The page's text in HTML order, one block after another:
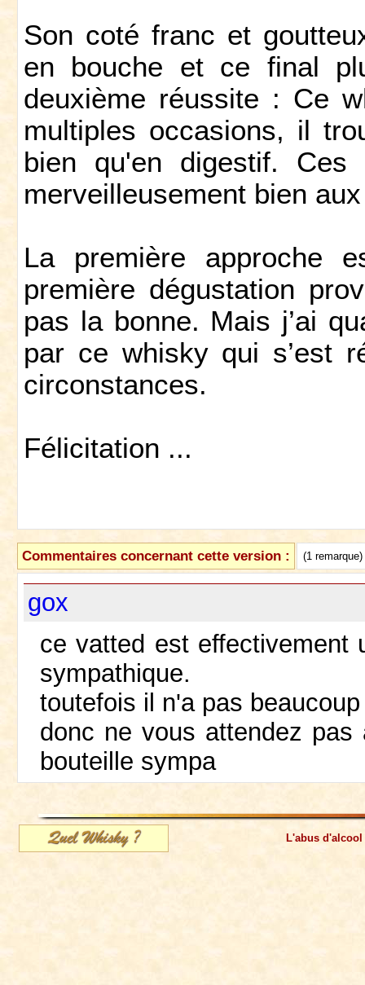
Son coté franc et
en bouche et ce final
deuxième réussite : Ce
multiples occasions, il
bien qu'en digestif. Ces
merveilleusement bien
La première approche
première dégustation
pas la bonne. Mais j’ai
par ce whisky qui s’est
circonstances.
Félicitation ...
Commentaires concernant cette version : (1 remarque)
gox
ce vatted est
sympathique.
toutefois il n'a pas
donc ne vous attendez
bouteille sympa
L'abus